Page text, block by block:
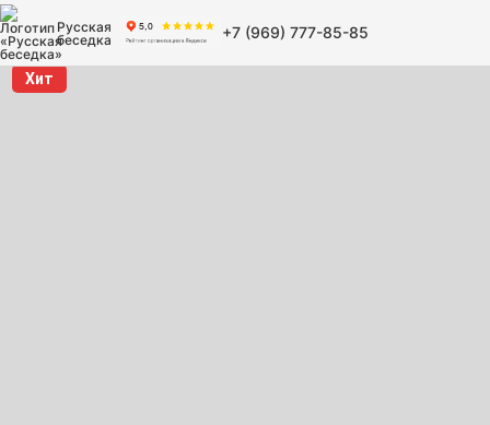
Русская
беседка
+7 (969) 777-85-85
Хит